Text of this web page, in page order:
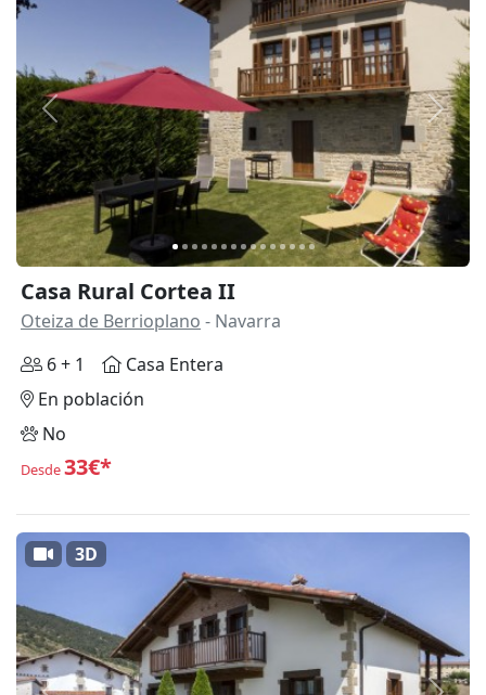
Anterior
Casa Rural Cortea II
Oteiza de Berrioplano - Navarra
6 + 1
Casa Entera
En población
No
Desde33€*
3D